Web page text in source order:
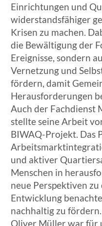
Einrichtungen und
widerstandsfähiger
Krisen zu machen.
die Bewältigung der
Ereignisse, sondern
Vernetzung und
fördern, damit
Herausforderungen
Auch der Fachdienst
stellte seine Arbeit
BIWAQ-Projekt. Das
und aktiver
Menschen in
neue Perspektiven
Entwicklung
nachhaltig zu
Oliver Müller war für